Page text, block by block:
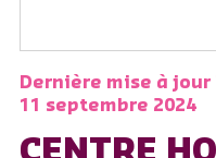
Dernière mise à jour
11 septembre 2024